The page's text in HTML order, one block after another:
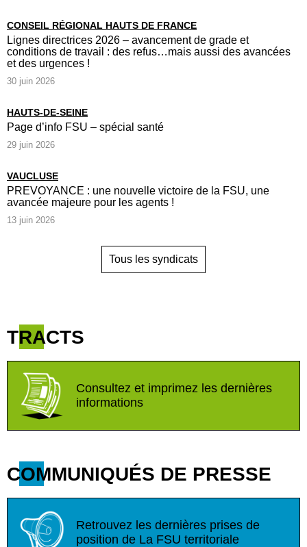
CONSEIL RÉGIONAL HAUTS DE FRANCE
Lignes directrices 2026 – avancement de grade et
conditions de travail : des refus…mais aussi des avancées
et des urgences !
30 juin 2026
HAUTS-DE-SEINE
Page d’info FSU – spécial santé
29 juin 2026
VAUCLUSE
PREVOYANCE : une nouvelle victoire de la FSU, une
avancée majeure pour les agents !
13 juin 2026
Tous les syndicats
TRACTS
Consultez et imprimez les dernières
informations
COMMUNIQUÉS DE PRESSE
Retrouvez les dernières prises de
position de La FSU territoriale